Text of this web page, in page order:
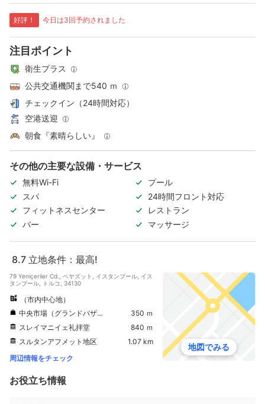
好評！ 今日は3回予約されました
注目ポイント
衛生プラス
公共交通機関まで540 ｍ
チェックイン（24時間対応）
空港送迎
朝食『素晴らしい』
その他の主要な設備・サービス
無料Wi-Fi
プール
スパ
24時間フロント対応
フィットネスセンター
レストラン
バー
マッサージ
8.7 立地条件：最高!
79 Yeniçeriler Cd., ベヤズット, イスタンブール, イス
タンブール, トルコ, 34130
（市内中心地）
中央市場（グランドバザール）
350 ｍ
スレイマニイェ礼拝堂
840 ｍ
スルタンアフメット地区
1.07 km
周辺情報をチェック
地図でみる
お役立ち情報